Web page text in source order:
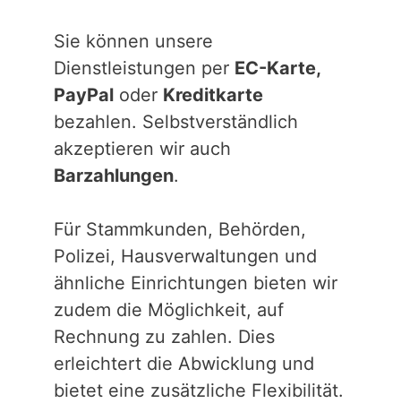
Sie können unsere
Dienstleistungen per EC-Karte,
PayPal oder Kreditkarte
bezahlen. Selbstverständlich
akzeptieren wir auch
Barzahlungen.
Für Stammkunden, Behörden,
Polizei, Hausverwaltungen und
ähnliche Einrichtungen bieten wir
zudem die Möglichkeit, auf
Rechnung zu zahlen. Dies
erleichtert die Abwicklung und
bietet eine zusätzliche Flexibilität.